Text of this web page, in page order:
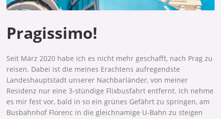
Pragissimo!
Seit März 2020 habe ich es nicht mehr geschafft, nach Prag zu
reisen. Dabei ist die meines Erachtens aufregendste
Landeshauptstadt unserer Nachbarländer, von meiner
Residenz nur eine 3-stündige Flixbusfahrt entfernt. Ich nehme
es mir fest vor, bald in so ein grünes Gefährt zu springen, am
Busbahnhof Florenc in die gleichnamige U-Bahn zu steigen